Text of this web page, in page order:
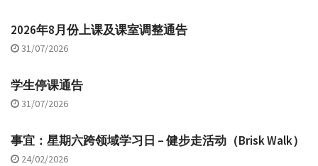
2026年8月份上课及课室调整通告
31/07/2026
学生停课通告
31/07/2026
事宜：星期六跨领域学习日 – 健步走活动（Brisk Walk）
24/02/2026